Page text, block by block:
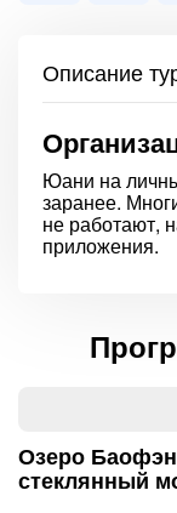
Описание
Юани на
заранее.
не работают,
приложения.
Озеро
стеклянный